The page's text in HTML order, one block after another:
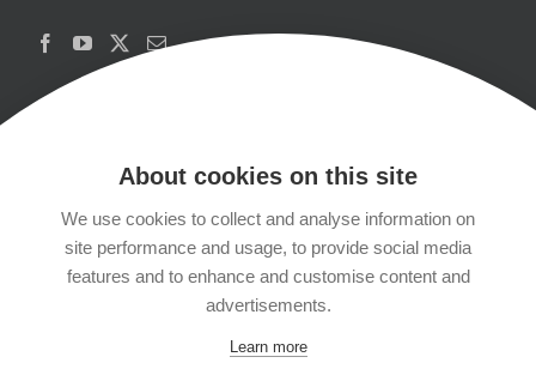
Copyrights
Datenschutzerklärung
About cookies on this site
We use cookies to collect and analyse information on
site performance and usage, to provide social media
features and to enhance and customise content and
advertisements.
Learn more